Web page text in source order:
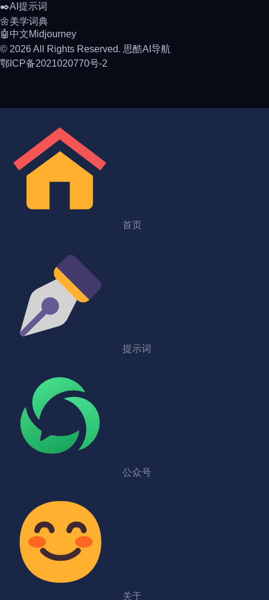
✒️AI提示词
🌼美学词典
🤖中文Midjourney
© 2026 All Rights Reserved. 思酷AI导航
鄂ICP备2021020770号-2
首页
提示词
公众号
关于